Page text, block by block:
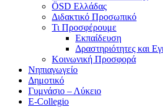
ÖSD Ελλάδας
Διδακτικό Προσωπικό
Τι Προσφέρουμε
Eκπαίδευση
Δραστηριότητες και
Κοινωνική Προσφορά
Νηπιαγωγείο
Δημοτικό
Γυμνάσιο – Λύκειο
E-Collegio